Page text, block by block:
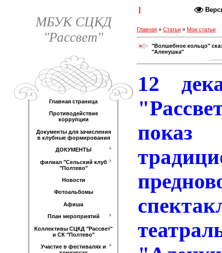
МБУК СЦКД
"Рассвет"
Главная страница
Противодействие
коррупции
Документы для зачисления
в клубные формирования
ДОКУМЕНТЫ
филиал "Сельский клуб
"Полтево"
Новости
Фотоальбомы
Афиша
План мероприятий
Коллективы СЦКД "Рассвет"
и СК "Полтево"
Участие в фестивалях и
Каталог статей
Главная » Статьи » Мои статьи
"Волшебное кольцо"
"Аленушка"
12